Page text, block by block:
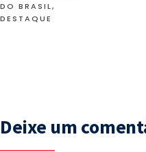
DO BRASIL,
DESTAQUE
Deixe um